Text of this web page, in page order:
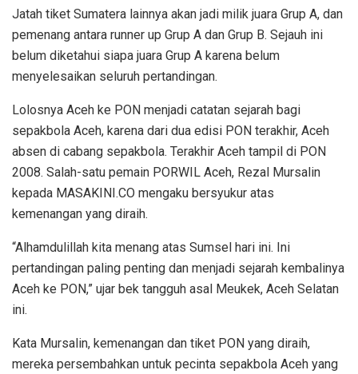
Jatah tiket Sumatera lainnya akan jadi milik juara Grup A, dan
pemenang antara runner up Grup A dan Grup B. Sejauh ini
belum diketahui siapa juara Grup A karena belum
menyelesaikan seluruh pertandingan.
Lolosnya Aceh ke PON menjadi catatan sejarah bagi
sepakbola Aceh, karena dari dua edisi PON terakhir, Aceh
absen di cabang sepakbola. Terakhir Aceh tampil di PON
2008. Salah-satu pemain PORWIL Aceh, Rezal Mursalin
kepada MASAKINI.CO mengaku bersyukur atas
kemenangan yang diraih.
“Alhamdulillah kita menang atas Sumsel hari ini. Ini
pertandingan paling penting dan menjadi sejarah kembalinya
Aceh ke PON,” ujar bek tangguh asal Meukek, Aceh Selatan
ini.
Kata Mursalin, kemenangan dan tiket PON yang diraih,
mereka persembahkan untuk pecinta sepakbola Aceh yang